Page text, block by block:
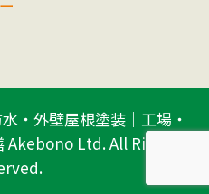
・外壁屋根塗装｜工場・
Akebono Ltd.All Rights